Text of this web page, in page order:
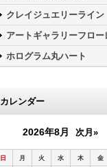
クレイジュエリーライン
アートギャラリーフロー
ホログラム丸ハート
カレンダー
2026年8月 次月»
日 月 火 水 木 金